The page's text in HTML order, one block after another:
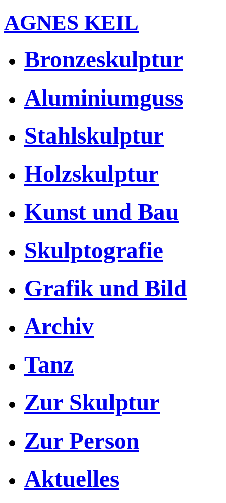
AGNES KEIL
Bronzeskulptur
Aluminiumguss
Stahlskulptur
Holzskulptur
Kunst und Bau
Skulptografie
Grafik und Bild
Archiv
Tanz
Zur Skulptur
Zur Person
Aktuelles